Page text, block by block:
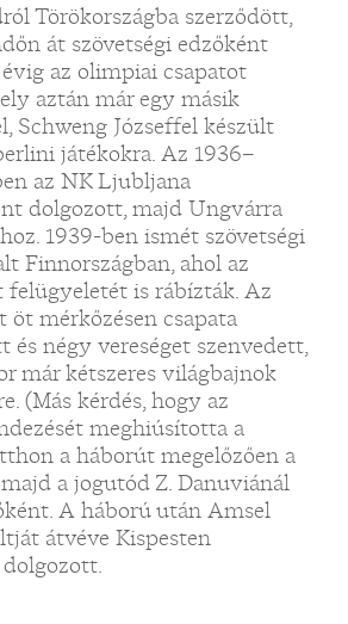
Törökországba szerződött,
át szövetségi edzőként
az olimpiai csapatot
aztán már egy másik
Schweng Józseffel készült
játékokra. Az 1936–
az NK Ljubljana
dolgozott, majd Ungvárra
1939-ben ismét szövetségi
Finnországban, ahol az
felügyeletét is rábízták. Az
mérkőzésen csapata
és négy vereséget szenvedett,
már kétszeres világbajnok
(Más kérdés, hogy az
meghiúsította a
a háborút megelőzően a
a jogutód Z. Danuviánál
A háború után Amsel
átvéve Kispesten